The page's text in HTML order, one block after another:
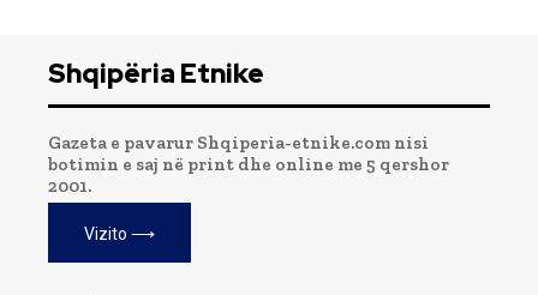
Shqipëria Etnike
Gazeta e pavarur Shqiperia-etnike.com nisi
botimin e saj në print dhe online me 5 qershor
2001.
Vizito ⟶